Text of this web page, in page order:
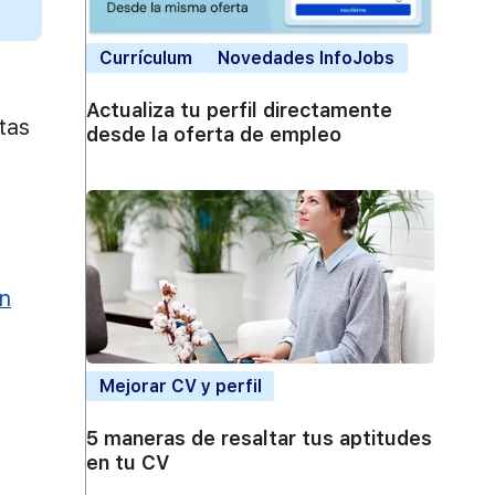
Currículum Novedades InfoJobs
Actualiza tu perfil directamente
desde la oferta de empleo
Mejorar CV y perfil
5 maneras de resaltar tus aptitudes
en tu CV